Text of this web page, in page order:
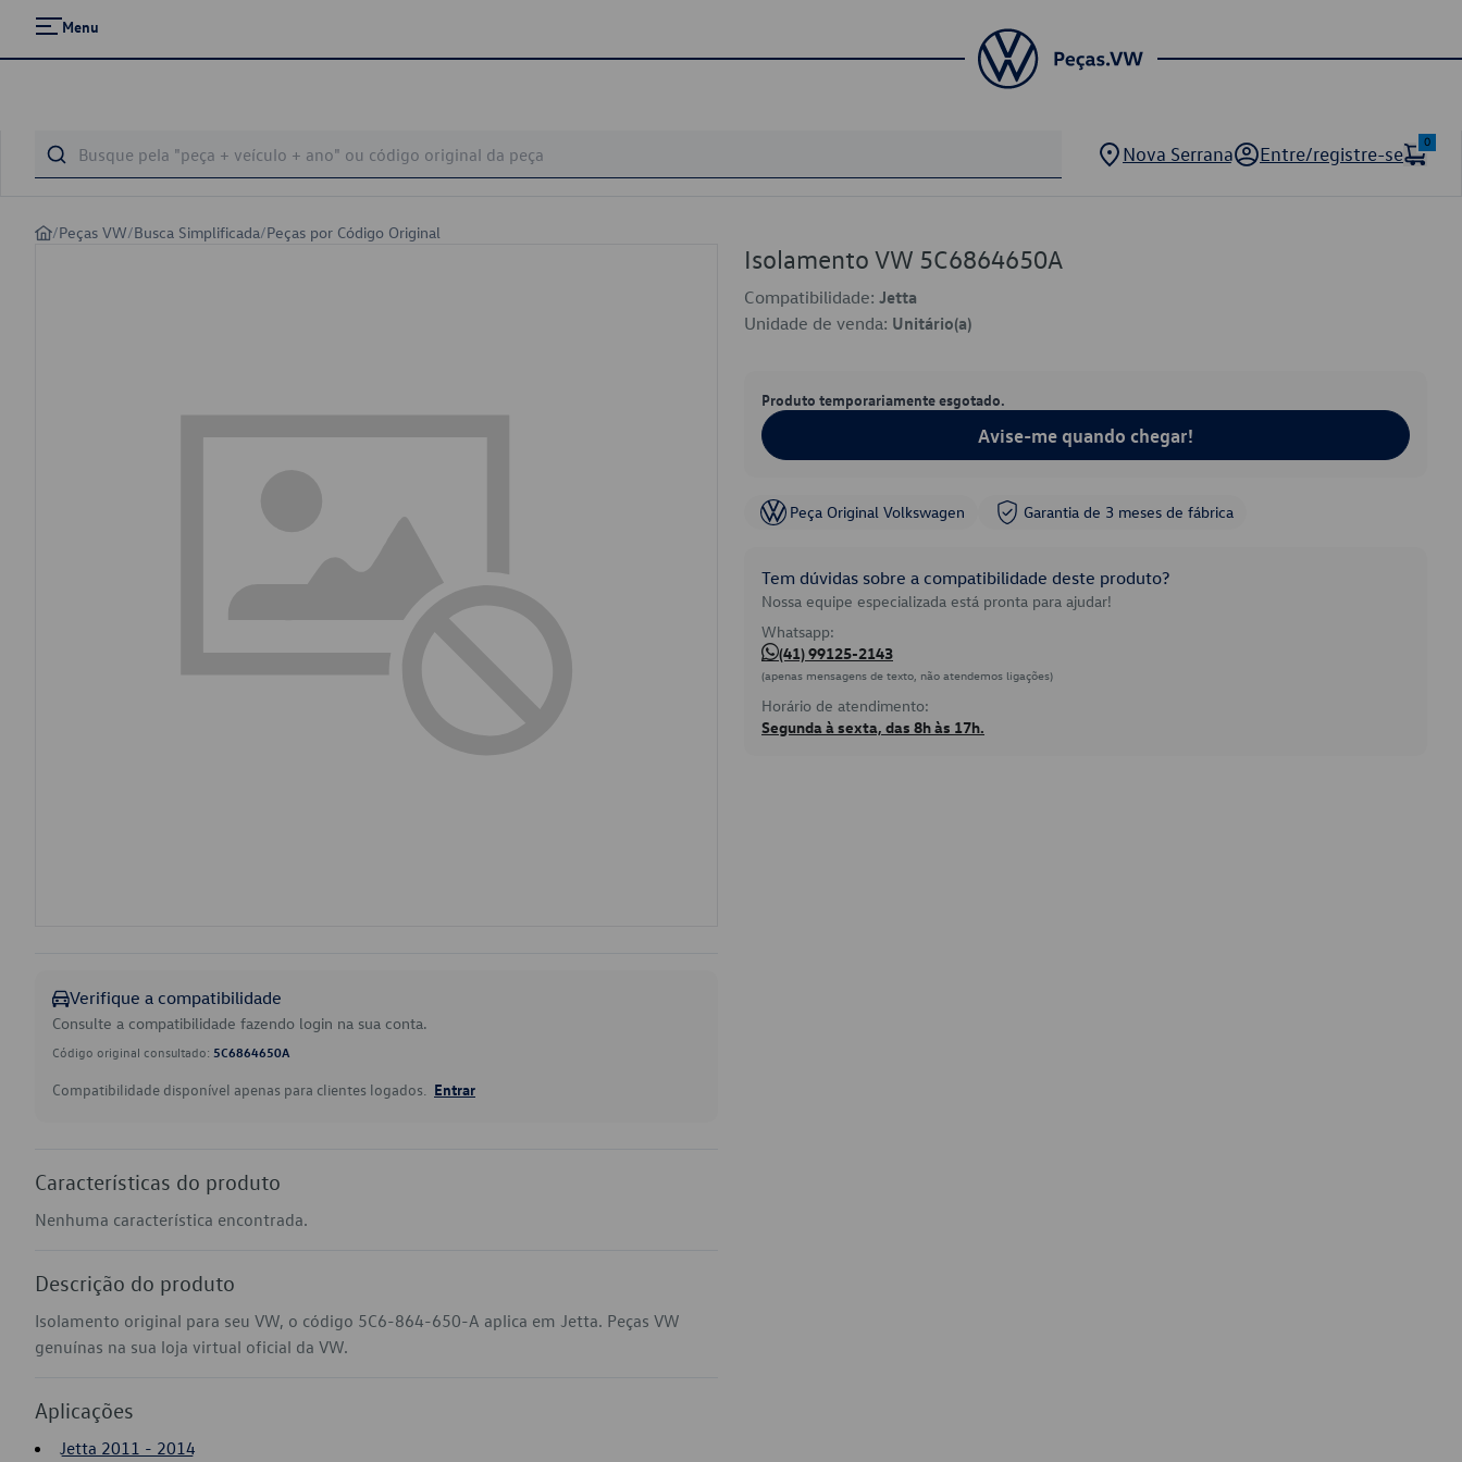
Menu
Nova Serrana Entre/registre-se
0
/Peças VW/Busca Simplificada/Peças por Código Original
Verifique a compatibilidade
Consulte a compatibilidade fazendo login na sua conta.
Código original consultado: 5C6864650A
Compatibilidade disponível apenas para clientes logados. Entrar
Características do produto
Nenhuma característica encontrada.
Descrição do produto
Isolamento original para seu VW, o código 5C6-864-650-A aplica em Jetta. Peças VW
genuínas na sua loja virtual oficial da VW.
Aplicações
Jetta 2011 - 2014
Isolamento VW 5C6864650A
Compatibilidade: Jetta
Unidade de venda: Unitário(a)
Produto temporariamente esgotado.
Avise-me quando chegar!
Peça Original Volkswagen Garantia de 3 meses de fábrica
Tem dúvidas sobre a compatibilidade deste produto?
Nossa equipe especializada está pronta para ajudar!
Whatsapp:
(41) 99125-2143
(apenas mensagens de texto, não atendemos ligações)
Horário de atendimento:
Segunda à sexta, das 8h às 17h.